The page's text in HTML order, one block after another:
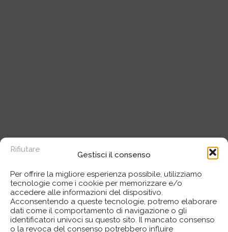
Gestisci il consenso
Per offrire la migliore esperienza possibile, utilizziamo
tecnologie come i cookie per memorizzare e/o
accedere alle informazioni del dispositivo.
Acconsentendo a queste tecnologie, potremo elaborare
dati come il comportamento di navigazione o gli
identificatori univoci su questo sito. Il mancato consenso
o la revoca del consenso potrebbero influire
Rifiutare